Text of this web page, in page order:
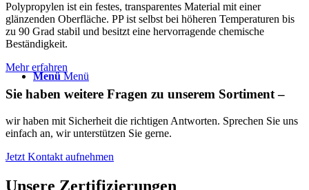
Menü Menü
Polypropylen ist ein festes, transparentes Material mit einer
glänzenden Oberfläche. PP ist selbst bei höheren Temperaturen bis
zu 90 Grad stabil und besitzt eine hervorragende chemische
Beständigkeit.
Mehr erfahren
Sie haben weitere Fragen zu unserem Sortiment –
wir haben mit Sicherheit die richtigen Antworten. Sprechen Sie uns
einfach an, wir unterstützen Sie gerne.
Jetzt Kontakt aufnehmen
Unsere Zertifizierungen